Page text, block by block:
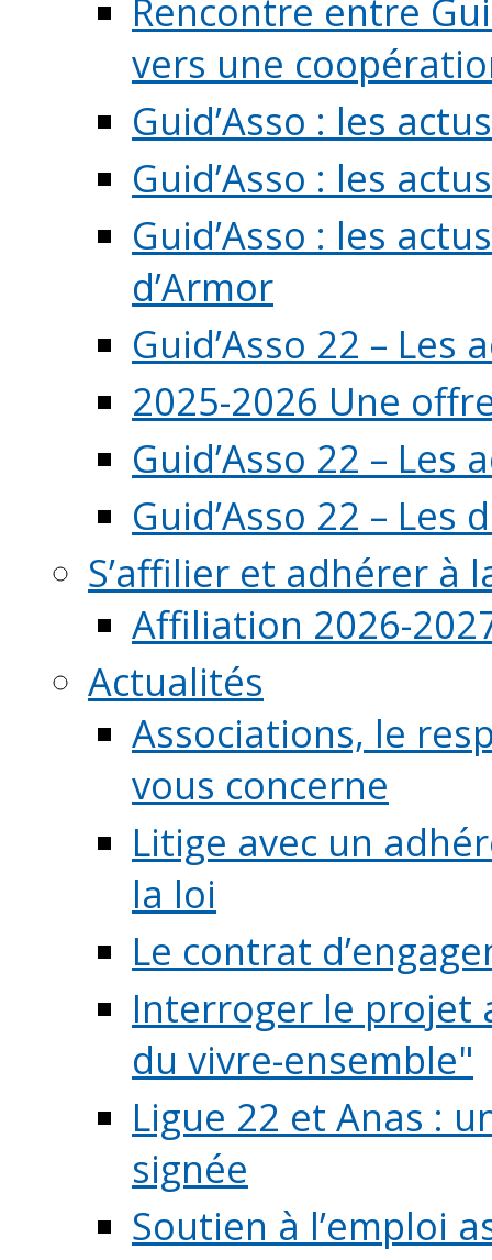
Rencontre entre
vers une
Guid’Asso : les
Guid’Asso : les
Guid’Asso : les
d’Armor
Guid’Asso 22 – Les
2025-2026 Une
Guid’Asso 22 –
Guid’Asso 22 – Les
S’affilier et adhérer à
Affiliation 2026-
Actualités
Associations, le
vous concerne
Litige avec un
la loi
Le contrat
Interroger le projet
du vivre-ensemble"
Ligue 22 et Anas :
signée
Soutien à l’emploi